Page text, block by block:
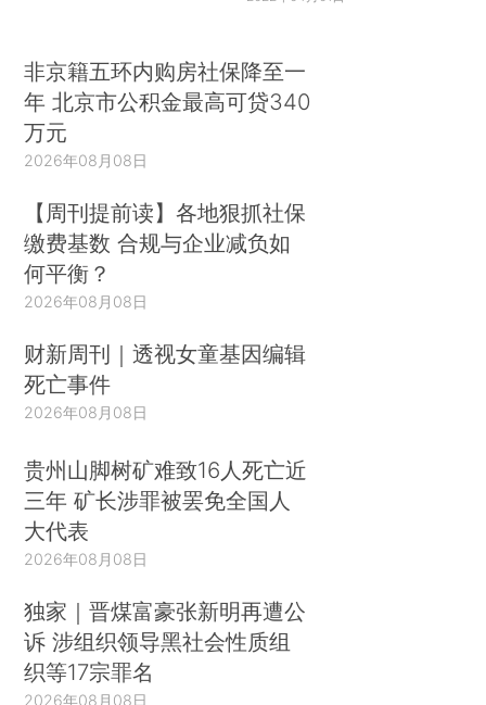
非京籍五环内购房社保降至一
年 北京市公积金最高可贷340
万元
2026年08月08日
【周刊提前读】各地狠抓社保
缴费基数 合规与企业减负如
何平衡？
2026年08月08日
财新周刊｜透视女童基因编辑
死亡事件
2026年08月08日
贵州山脚树矿难致16人死亡近
三年 矿长涉罪被罢免全国人
大代表
2026年08月08日
独家｜晋煤富豪张新明再遭公
诉 涉组织领导黑社会性质组
织等17宗罪名
2026年08月08日